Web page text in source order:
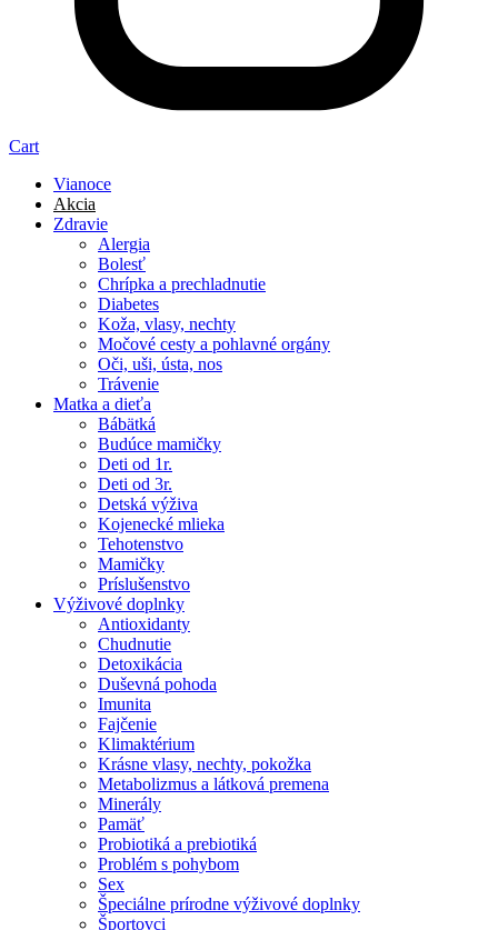
Cart
Vianoce
Akcia
Zdravie
Alergia
Bolesť
Chrípka a prechladnutie
Diabetes
Koža, vlasy, nechty
Močové cesty a pohlavné orgány
Oči, uši, ústa, nos
Trávenie
Matka a dieťa
Bábätká
Budúce mamičky
Deti od 1r.
Deti od 3r.
Detská výživa
Kojenecké mlieka
Tehotenstvo
Mamičky
Príslušenstvo
Výživové doplnky
Antioxidanty
Chudnutie
Detoxikácia
Duševná pohoda
Imunita
Fajčenie
Klimaktérium
Krásne vlasy, nechty, pokožka
Metabolizmus a látková premena
Minerály
Pamäť
Probiotiká a prebiotiká
Problém s pohybom
Sex
Špeciálne prírodne výživové doplnky
Športovci